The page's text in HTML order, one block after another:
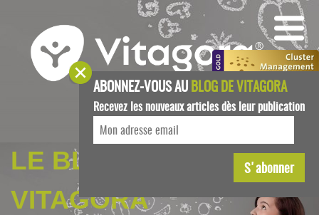
LE BLOG DE
VITAGORA
ABONNEZ-VOUS AUBLOG DE VITAGORA
Recevez les nouveaux articles dès leur publication